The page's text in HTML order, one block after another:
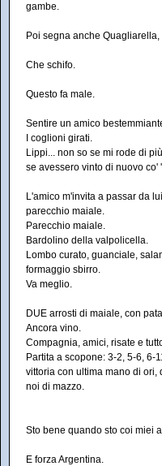
gambe.
Poi segna anche
Che schifo.
Questo fa male.
Sentire un amico
I coglioni girati.
Lippi... non so se mi rode di
se avessero vinto di nuovo
L'amico m'invita a passar da
parecchio maiale.
Parecchio maiale.
Bardolino della valpolicella.
Lombo curato, guanciale,
formaggio sbirro.
Va meglio.
DUE arrosti di maiale, con
Ancora vino.
Compagnia, amici, risate e
Partita a scopone: 3-2, 5-6, 6-
vittoria con ultima mano di ori,
noi di mazzo.
Sto bene quando sto coi miei
E forza Argentina.